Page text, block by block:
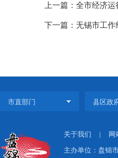
上一篇：全市经济
下一篇：无锡市工
关于我们 网
主办单位：盘